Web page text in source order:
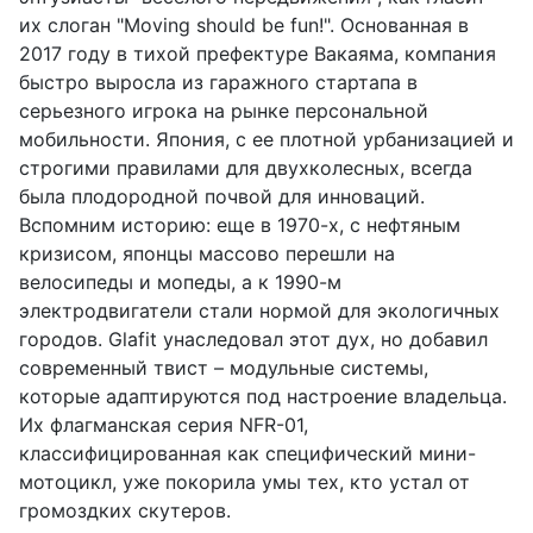
их слоган "Moving should be fun!". Основанная в
2017 году в тихой префектуре Вакаяма, компания
быстро выросла из гаражного стартапа в
серьезного игрока на рынке персональной
мобильности. Япония, с ее плотной урбанизацией и
строгими правилами для двухколесных, всегда
была плодородной почвой для инноваций.
Вспомним историю: еще в 1970-х, с нефтяным
кризисом, японцы массово перешли на
велосипеды и мопеды, а к 1990-м
электродвигатели стали нормой для экологичных
городов. Glafit унаследовал этот дух, но добавил
современный твист – модульные системы,
которые адаптируются под настроение владельца.
Их флагманская серия NFR-01,
классифицированная как специфический мини-
мотоцикл, уже покорила умы тех, кто устал от
громоздких скутеров.